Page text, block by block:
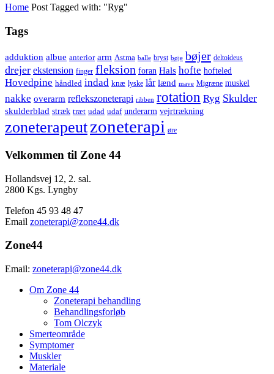
Home Post Tagged with: "Ryg"
Tags
adduktion albue anterior arm Astma balle bryst bøje bøjer deltoideus
drejer ekstension finger fleksion foran Hals hofte hofteled
Hovedpine håndled indad knæ lyske lår lænd mave Migræne muskel
nakke overarm reflekszoneterapi ribben rotation Ryg Skulder
skulderblad stræk træt udad udaf underarm vejrtrækning
zoneterapeutzoneterapi øre
Velkommen til Zone 44
Hollandsvej 12, 2. sal.
2800 Kgs. Lyngby
Telefon 45 93 48 47
Email zoneterapi@zone44.dk
Zone44
Email: zoneterapi@zone44.dk
Om Zone 44
Zoneterapi behandling
Behandlingsforløb
Tom Olczyk
Smerteområde
Symptomer
Muskler
Materiale